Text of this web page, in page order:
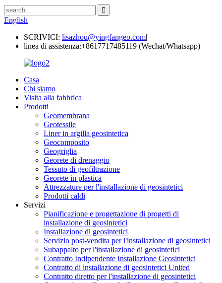
English
SCRIVICI: lisazhou@yingfangeo.com|
linea di assistenza:+8617717485119 (Wechat/Whatsapp)
Casa
Chi siamo
Visita alla fabbrica
Prodotti
Geomembrana
Geotessile
Liner in argilla geosintetica
Geocomposito
Geogriglia
Georete di drenaggio
Tessuto di geofiltrazione
Georete in plastica
Attrezzature per l'installazione di geosintetici
Prodotti caldi
Servizi
Pianificazione e progettazione di progetti di
installazione di geosintetici
Installazione di geosintetici
Servizio post-vendita per l'installazione di geosintetici
Subappalto per l'installazione di geosintetici
Contratto Indipendente Installazione Geosintetici
Contratto di installazione di geosintetici United
Contratto diretto per l'installazione di geosintetici